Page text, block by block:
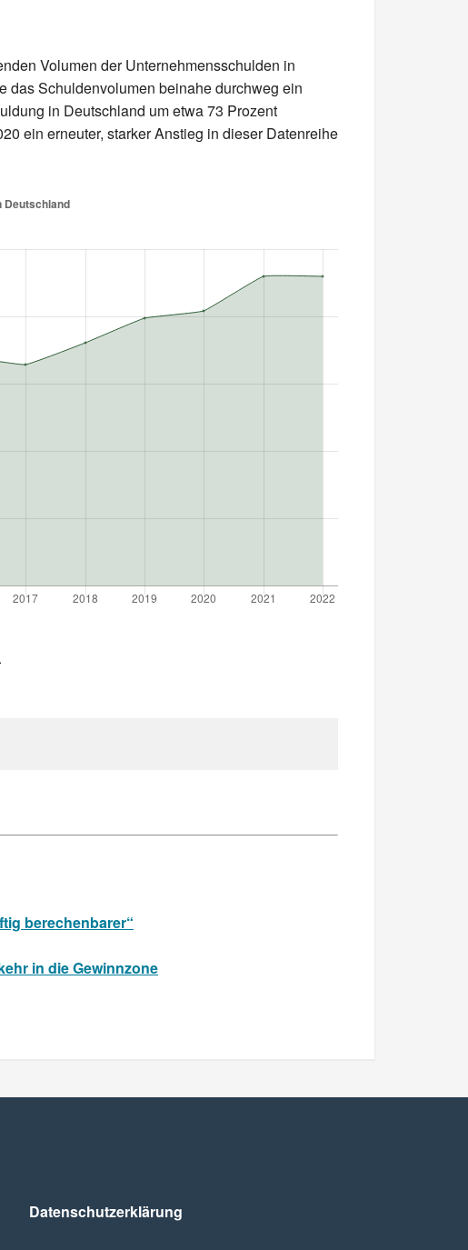
Volumen der Unternehmensschulden in
das Schuldenvolumen beinahe durchweg ein
in Deutschland um etwa 73 Prozent
ein erneuter, starker Anstieg in dieser Datenreihe
berechenbarer“
in die Gewinnzone
Datenschutz­erklärung